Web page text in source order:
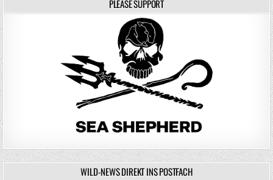
PLEASE SUPPORT
WILD-NEWS DIREKT INS POSTFACH